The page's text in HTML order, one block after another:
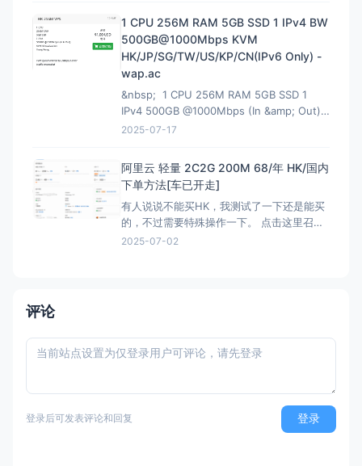
1 CPU 256M RAM 5GB SSD 1 IPv4 BW
500GB@1000Mbps KVM
HK/JP/SG/TW/US/KP/CN(IPv6 Only) -
wap.ac
&nbsp; 1 CPU 256M RAM 5GB SSD 1
IPv4 500GB @1000Mbps (In &amp; Out)
KVM Virtualization 立即购买 &nbsp; HK
2025-07-17
阿里云 轻量 2C2G 200M 68/年 HK/国内
下单方法[车已开走]
有人说说不能买HK，我测试了一下还是能买
的，不过需要特殊操作一下。 点击这里召唤
神龙，获取HK购买资格链接：注意有AFF，
2025-07-02
评论
登录后可发表评论和回复 登录